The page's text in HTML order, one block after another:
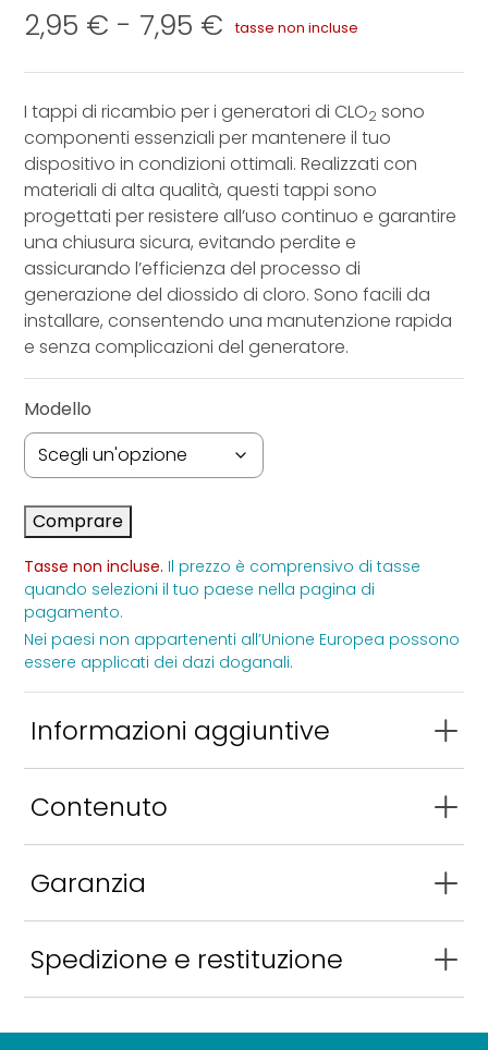
Comprare CDS GEN®
Scopri CDS GEN®
Accessori CDS GEN®
Accessori Mara®
®
Tutti i prodotti
5 su base di
recensioni
2,95 € - 7,95 € Fascia
di
prezzo:
da
2,95 €
a
7,95 €
tasse non incluse
I tappi di ricambio per i generatori di CLO2 sono
componenti essenziali per mantenere il tuo
dispositivo in condizioni ottimali. Realizzati con
materiali di alta qualità, questi tappi sono
progettati per resistere all’uso continuo e garantire
una chiusura sicura, evitando perdite e
assicurando l’efficienza del processo di
generazione del diossido di cloro. Sono facili da
installare, consentendo una manutenzione rapida
e senza complicazioni del generatore.
Modello
Comprare
Tasse non incluse. Il prezzo è comprensivo di tasse
quando selezioni il tuo paese nella pagina di
pagamento.
Nei paesi non appartenenti all’Unione Europea possono
essere applicati dei dazi doganali.
Informazioni aggiuntive
marca
Modello 1, Modello 2, Modello 3,
Modello 4, Modello 5
Contenuto
cloro.
Garanzia
garantire la qualità del prodotto.
Spedizione e restituzione
essere conformi alla nostra politica sui resi.